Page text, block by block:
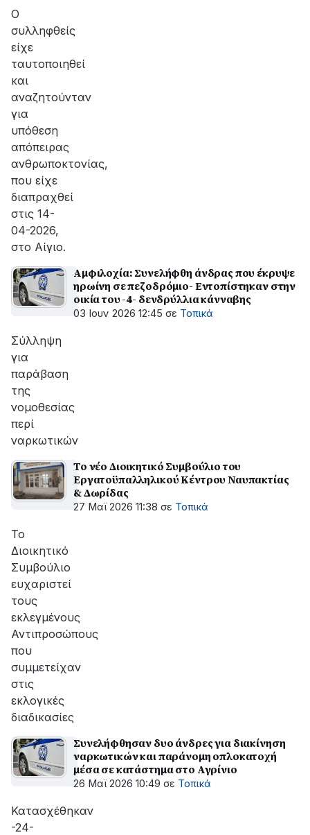
Ο
συλληφθείς
είχε
ταυτοποιηθεί
και
αναζητούνταν
για
υπόθεση
απόπειρας
ανθρωποκτονίας,
που είχε
διαπραχθεί
στις 14-
04-2026,
στο Αίγιο.
Αμφιλοχία: Συνελήφθη άνδρας που έκρυψε
ηρωίνη σε πεζοδρόμιο- Εντοπίστηκαν στην
οικία του -4- δενδρύλλια κάνναβης
03 Ιουν 2026 12:45 σε Τοπικά
Σύλληψη
για
παράβαση
της
νομοθεσίας
περί
ναρκωτικών
Το νέο Διοικητικό Συμβούλιο του
Εργατοϋπαλληλικού Κέντρου Ναυπακτίας
& Δωρίδας
27 Μαϊ 2026 11:38 σε Τοπικά
Το
Διοικητικό
Συμβούλιο
ευχαριστεί
τους
εκλεγμένους
Αντιπροσώπους
που
συμμετείχαν
στις
εκλογικές
διαδικασίες
Συνελήφθησαν δυο άνδρες για διακίνηση
ναρκωτικών και παράνομη οπλοκατοχή
μέσα σε κατάστημα στο Αγρίνιο
26 Μαϊ 2026 10:49 σε Τοπικά
Κατασχέθηκαν
-24-